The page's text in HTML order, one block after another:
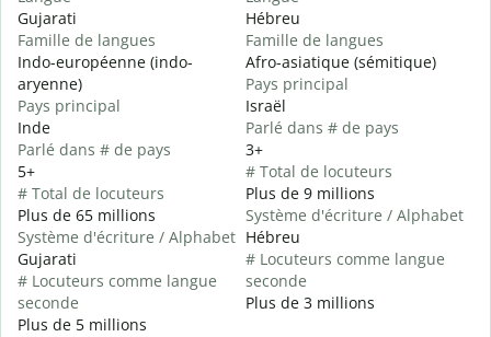
Gujarati
Famille de langues
Indo-européenne (indo-
aryenne)
Pays principal
Inde
Parlé dans # de pays
5+
# Total de locuteurs
Plus de 65 millions
Système d'écriture / Alphabet
Gujarati
# Locuteurs comme langue
seconde
Plus de 5 millions
Hébreu
Famille de langues
Afro-asiatique (sémitique)
Pays principal
Israël
Parlé dans # de pays
3+
# Total de locuteurs
Plus de 9 millions
Système d'écriture / Alphabet
Hébreu
# Locuteurs comme langue
seconde
Plus de 3 millions